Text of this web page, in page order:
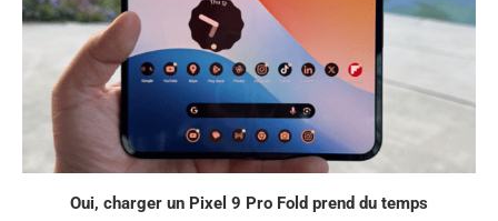
Oui, charger un Pixel 9 Pro Fold prend du temps